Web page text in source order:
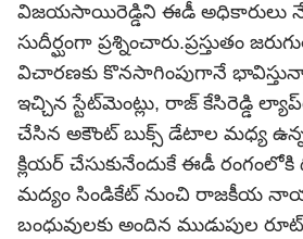
విజయసాయిరెడ్డిని ఈడీ అధికారులు
సుదీర్ఘంగా ప్రశ్నించారు.ప్రస్తుతం
విచారణకు కొనసాగింపుగానే
ఇచ్చిన స్టేట్‌మెంట్లు, రాజ్ కేసిరెడ్డి
చేసిన అకౌంట్ బుక్స్ డేటాల మధ్య
క్లియర్ చేసుకునేందుకే ఈడీ రంగంలోకి
మద్యం సిండికేట్ నుంచి రాజకీయ
బంధువులకు అందిన ముడుపుల